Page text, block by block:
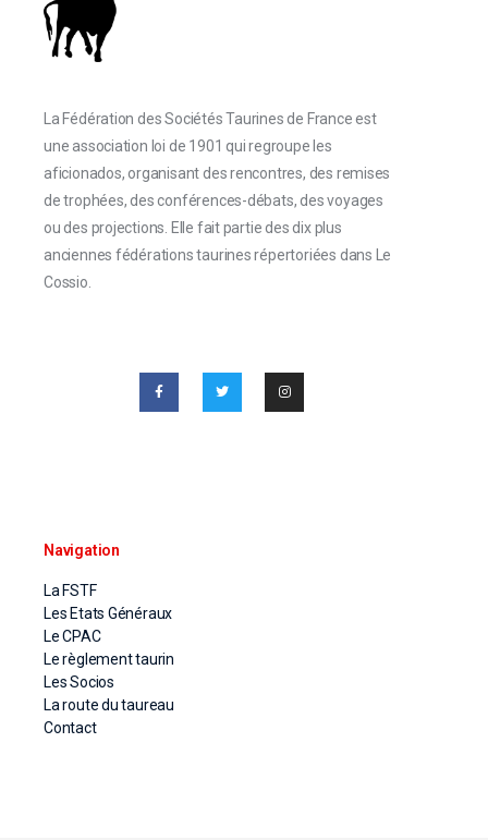
La Fédération des Sociétés Taurines de France est
une association loi de 1901 qui regroupe les
aficionados, organisant des rencontres, des remises
de trophées, des conférences-débats, des voyages
ou des projections. Elle fait partie des dix plus
anciennes fédérations taurines répertoriées dans Le
Cossio.
Navigation
La FSTF
Les Etats Généraux
Le CPAC
Le règlement taurin
Les Socios
La route du taureau
Contact